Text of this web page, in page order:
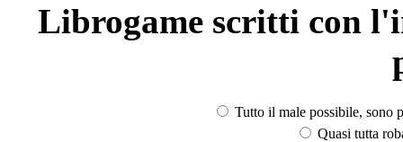
Librogame scritti con
Tutto il male possibile, sono
Quasi tutta